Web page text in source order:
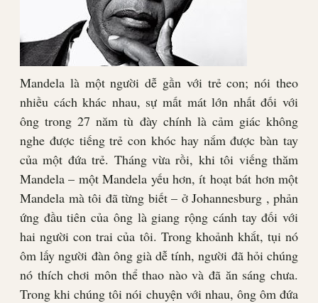
Mandela là một người dễ gần với trẻ con; nói theo
nhiều cách khác nhau, sự mất mát lớn nhất đối với
ông trong 27 năm tù đày chính là cảm giác không
nghe được tiếng trẻ con khóc hay nắm được bàn tay
của một đứa trẻ. Tháng vừa rồi, khi tôi viếng thăm
Mandela – một Mandela yếu hơn, ít hoạt bát hơn một
Mandela mà tôi đã từng biết – ở Johannesburg , phản
ứng đầu tiên của ông là giang rộng cánh tay đối với
hai người con trai của tôi. Trong khoảnh khắt, tụi nó
ôm lấy người đàn ông già dễ tính, người đã hỏi chúng
nó thích chơi môn thể thao nào và đã ăn sáng chưa.
Trong khi chúng tôi nói chuyện với nhau, ông ôm đứa